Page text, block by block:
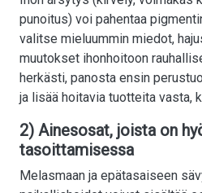
punoitus) voi pahentaa
valitse mieluummin miedot,
muutokset ihonhoitoon
herkästi, panosta ensin
ja lisää hoitavia tuotteita vasta,
2) Ainesosat, joista on
tasoittamisessa
Melasmaan ja epätasaiseen